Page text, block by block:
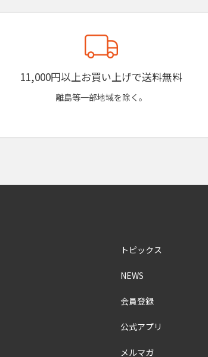
11,000円以上お買い上げで送料無料
離島等一部地域を除く。
トピックス
NEWS
会員登録
公式アプリ
メルマガ